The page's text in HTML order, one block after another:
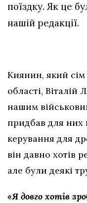
поїздку. Як це
нашій редакції.
Киянин, який
області,
нашим
придбав для них
керування для
він давно хотів
але були деякі
«Я довго хотів